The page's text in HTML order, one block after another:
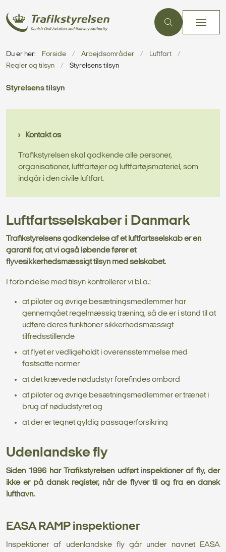
Du er her: Forside Arbejdsområder
Luftfart
Regler og tilsyn
Styrelsens tilsyn
Styrelsens tilsyn
Kontakt os
Trafikstyrelsen skal godkende alle personer,
organisationer, luftfartøjer og luftfartøjsmateriel, som
indgår i den civile luftfart.
Luftfartsselskaber i Danmark
Trafikstyrelsens godkendelse af et luftfartsselskab er en
garanti for, at vi også løbende fører et
flyvesikkerhedsmæssigt tilsyn med selskabet.
I forbindelse med tilsyn kontrollerer vi bl.a.:
at piloter og øvrige besætningsmedlemmer har
gennemgået regelmæssig træning, så de er i stand til at
udføre deres funktioner sikkerhedsmæssigt
tilfredsstillende
at flyet er vedligeholdt i overensstemmelse med
fastsatte normer
at det krævede nødudstyr forefindes ombord
at piloter og øvrige besætningsmedlemmer er trænet i
brug af nødudstyret og
at der er tegnet gyldig passagerforsikring
Udenlandske fly
Siden 1996 har Trafikstyrelsen udført inspektioner af fly, der
ikke er på dansk register, når de flyver til og fra en dansk
lufthavn.
EASA RAMP inspektioner
Inspektioner af udenlandske fly går under navnet EASA